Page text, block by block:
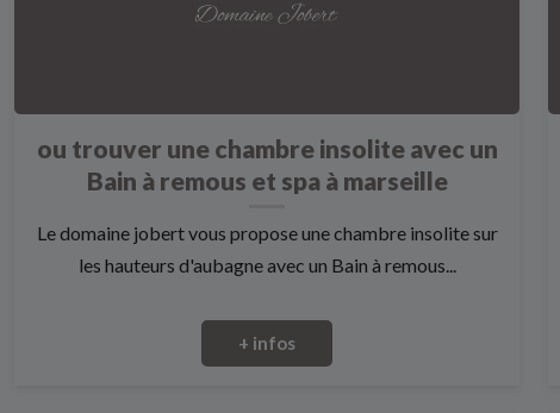
ou trouver une chambre insolite avec un
Bain à remous et spa à marseille
Le domaine jobert vous propose une chambre insolite sur
les hauteurs d'aubagne avec un Bain à remous...
+ infos